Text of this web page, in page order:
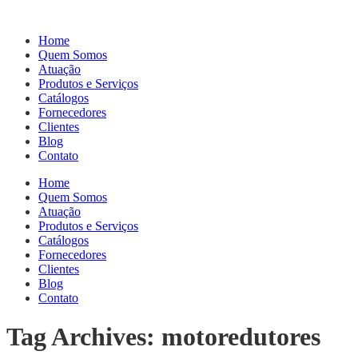
Home
Quem Somos
Atuação
Produtos e Serviços
Catálogos
Fornecedores
Clientes
Blog
Contato
Home
Quem Somos
Atuação
Produtos e Serviços
Catálogos
Fornecedores
Clientes
Blog
Contato
Tag Archives: motoredutores